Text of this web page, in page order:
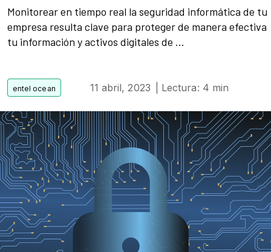
Monitorear en tiempo real la seguridad informática de tu
empresa resulta clave para proteger de manera efectiva
tu información y activos digitales de ...
11 abril, 2023 | Lectura: 4 min